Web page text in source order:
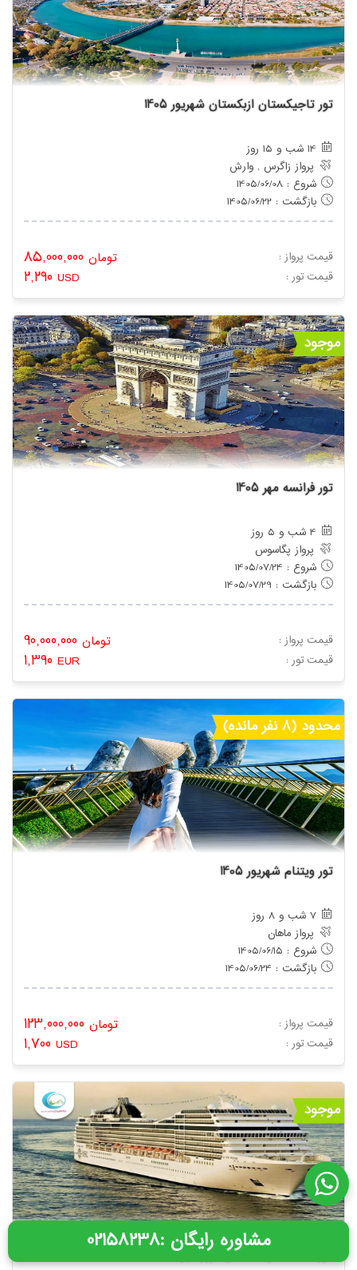
تور تاجیکستان ازبکستان شهریور 1405
14 شب و 15 روز
پرواز زاگرس , وارش
شروع : 1405/06/08
بازگشت : 1405/06/22
تومان قیمت پرواز :
2,290 USD : قیمت تور
موجود
تور فرانسه مهر 1405
4 شب و 5 روز
پرواز پگاسوس
شروع : 1405/07/24
بازگشت : 1405/07/29
تومان قیمت پرواز :
1,390 EUR : قیمت تور
محدود (8 نفر مانده)
تور ویتنام شهریور 1405
7 شب و 8 روز
پرواز ماهان
شروع : 1405/06/15
بازگشت : 1405/06/24
تومان قیمت پرواز :
1,700 USD : قیمت تور
موجود
تور فنلاند سوئد کشتی کروز مهر 1405 02158238 : مشاوره رایگان